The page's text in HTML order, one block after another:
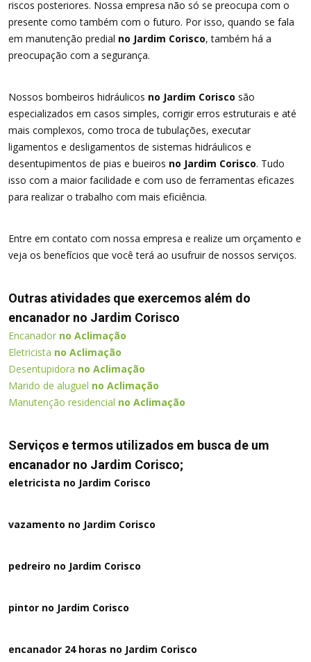
riscos posteriores. Nossa empresa não só se preocupa com o
presente como também com o futuro. Por isso, quando se fala
em manutenção predial no Jardim Corisco, também há a
preocupação com a segurança.
Nossos bombeiros hidráulicos no Jardim Corisco são
especializados em casos simples, corrigir erros estruturais e até
mais complexos, como troca de tubulações, executar
ligamentos e desligamentos de sistemas hidráulicos e
desentupimentos de pias e bueiros no Jardim Corisco. Tudo
isso com a maior facilidade e com uso de ferramentas eficazes
para realizar o trabalho com mais eficiência.
Entre em contato com nossa empresa e realize um orçamento e
veja os benefícios que você terá ao usufruir de nossos serviços.
Outras atividades que exercemos além do
encanador no Jardim Corisco
Encanador no Aclimação
Eletricista no Aclimação
Desentupidora no Aclimação
Marido de aluguel no Aclimação
Manutenção residencial no Aclimação
Serviços e termos utilizados em busca de um
encanador no Jardim Corisco;
eletricista no Jardim Corisco
vazamento no Jardim Corisco
pedreiro no Jardim Corisco
pintor no Jardim Corisco
encanador 24 horas no Jardim Corisco